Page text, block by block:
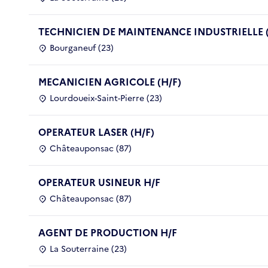
TECHNICIEN DE MAINTENANCE INDUSTRIELLE
Bourganeuf (23)
MECANICIEN AGRICOLE (H/F)
Lourdoueix-Saint-Pierre (23)
OPERATEUR LASER (H/F)
Châteauponsac (87)
OPERATEUR USINEUR H/F
Châteauponsac (87)
AGENT DE PRODUCTION H/F
La Souterraine (23)